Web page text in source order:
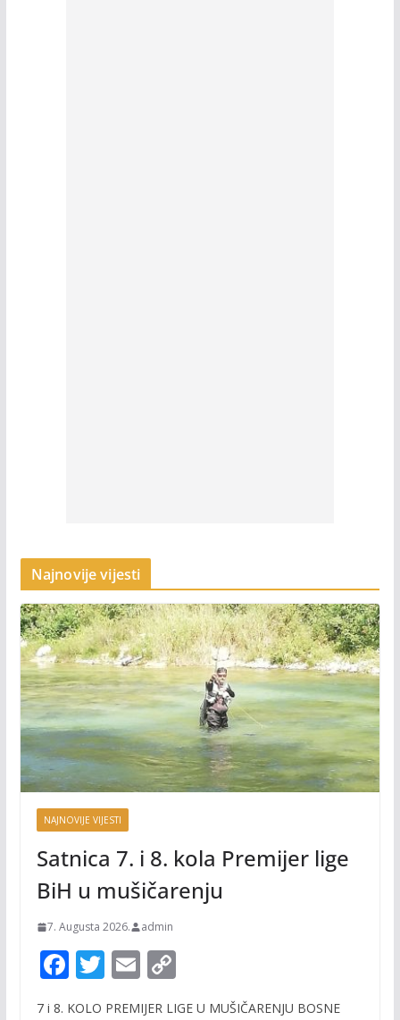
Najnovije vijesti
NAJNOVIJE VIJESTI
Satnica 7. i 8. kola Premijer lige
BiH u mušičarenju
7. Augusta 2026. admin
F T E C
7 i 8. KOLO PREMIJER LIGE U MUŠIČARENJU BOSNE